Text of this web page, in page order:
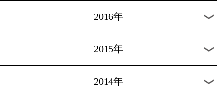
2018年